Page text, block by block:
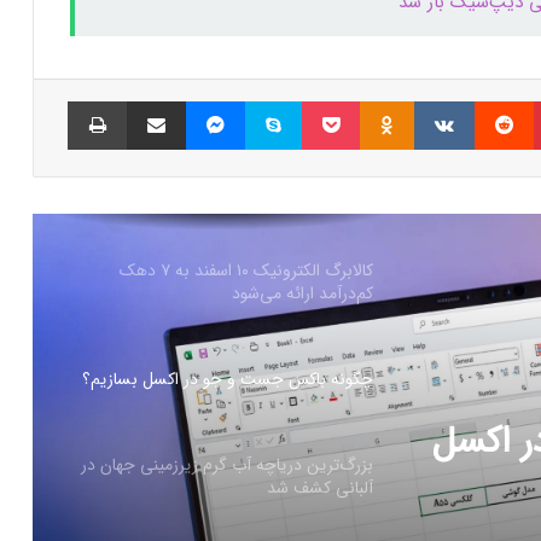
پینتریست Reddit
VKontakte
Odnoklassniki پاکت اسکایپ مسنجر اشتراک گذاری با ایمیل
گیمرها، محتواسازان و کسب‌وکارها
کم‌درآمد ارائه می‌شود
چگونه باکس جست و جو در اکسل بسازیم؟
بزرگ‌ترین دریاچه آب گرم زیرزمینی جهان در
آلبانی کشف شد
ترامپ: کارخانه‌های اینتل باید آمریکایی بمانند؛
آینده همکاری با TSMC در هاله‌ای از ابهام